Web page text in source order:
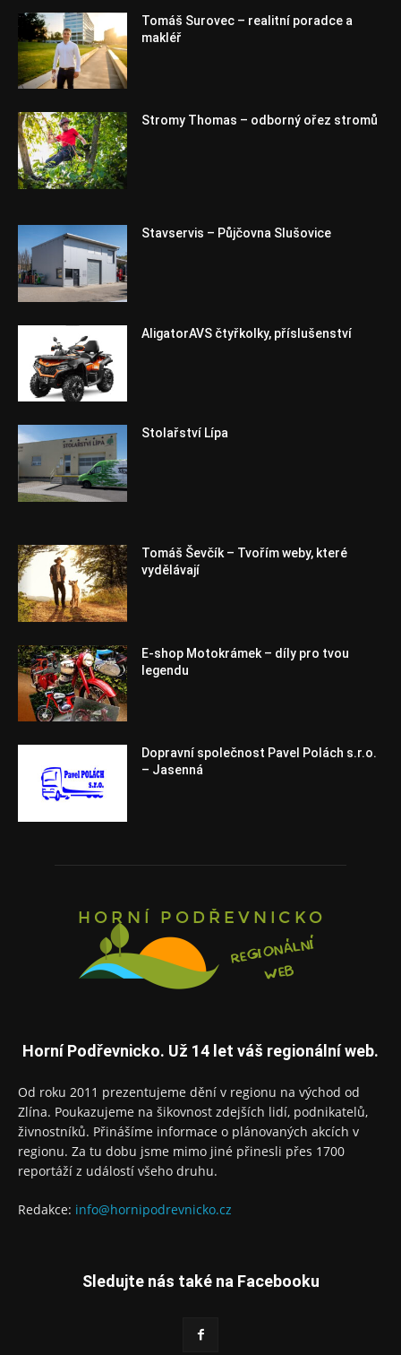
Tomáš Surovec – realitní poradce a
makléř
Stromy Thomas – odborný ořez stromů
Stavservis – Půjčovna Slušovice
AligatorAVS čtyřkolky, příslušenství
Stolařství Lípa
Tomáš Ševčík – Tvořím weby, které
vydělávají
E-shop Motokrámek – díly pro tvou
legendu
Dopravní společnost Pavel Polách s.r.o.
– Jasenná
Horní Podřevnicko. Už 14 let váš regionální web.
Od roku 2011 prezentujeme dění v regionu na východ od
Zlína. Poukazujeme na šikovnost zdejších lidí, podnikatelů,
živnostníků. Přinášíme informace o plánovaných akcích v
regionu. Za tu dobu jsme mimo jiné přinesli přes 1700
reportáží z událostí všeho druhu.
Redakce: info@hornipodrevnicko.cz
Sledujte nás také na Facebooku